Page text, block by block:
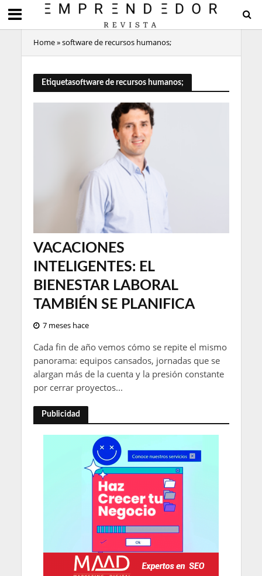
Home»software de recursos humanos;
Etiquetasoftware de recursos humanos;
VACACIONES
INTELIGENTES: EL
BIENESTAR LABORAL
TAMBIÉN SE PLANIFICA
7 meses hace
Cada fin de año vemos cómo se repite el mismo
panorama: equipos cansados, jornadas que se
alargan más de la cuenta y la presión constante
por cerrar proyectos...
Publicidad